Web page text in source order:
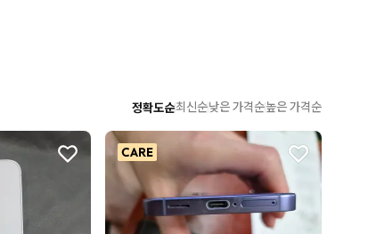
정확도순최신순낮은 가격순높은 가격순